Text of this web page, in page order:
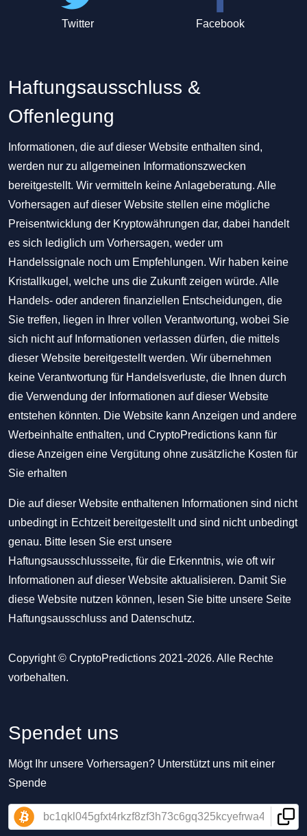
Twitter Facebook
Haftungsausschluss &
Offenlegung
Informationen, die auf dieser Website enthalten sind,
werden nur zu allgemeinen Informationszwecken
bereitgestellt. Wir vermitteln keine Anlageberatung. Alle
Vorhersagen auf dieser Website stellen eine mögliche
Preisentwicklung der Kryptowährungen dar, dabei handelt
es sich lediglich um Vorhersagen, weder um
Handelssignale noch um Empfehlungen. Wir haben keine
Kristallkugel, welche uns die Zukunft zeigen würde. Alle
Handels- oder anderen finanziellen Entscheidungen, die
Sie treffen, liegen in Ihrer vollen Verantwortung, wobei Sie
sich nicht auf Informationen verlassen dürfen, die mittels
dieser Website bereitgestellt werden. Wir übernehmen
keine Verantwortung für Handelsverluste, die Ihnen durch
die Verwendung der Informationen auf dieser Website
entstehen könnten. Die Website kann Anzeigen und andere
Werbeinhalte enthalten, und CryptoPredictions kann für
diese Anzeigen eine Vergütung ohne zusätzliche Kosten für
Sie erhalten
Die auf dieser Website enthaltenen Informationen sind nicht
unbedingt in Echtzeit bereitgestellt und sind nicht unbedingt
genau. Bitte lesen Sie erst unsere
Haftungsausschlussseite, für die Erkenntnis, wie oft wir
Informationen auf dieser Website aktualisieren. Damit Sie
diese Website nutzen können, lesen Sie bitte unsere Seite
Haftungsausschluss and Datenschutz.
Copyright © CryptoPredictions 2021-2026. Alle Rechte
vorbehalten.
Spendet uns
Mögt Ihr unsere Vorhersagen? Unterstützt uns mit einer
Spende